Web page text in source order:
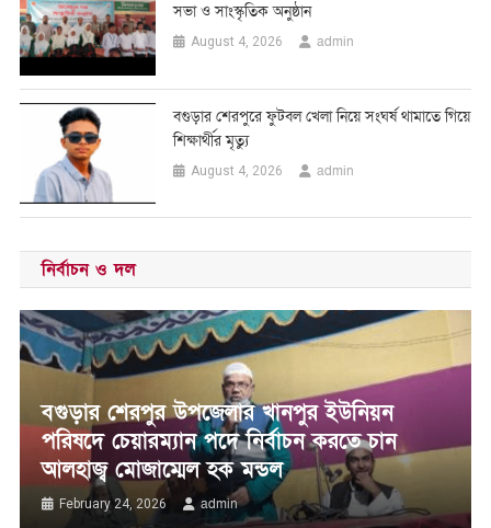
সভা ও সাংস্কৃতিক অনুষ্ঠান
August 4, 2026 admin
বগুড়ার শেরপুরে ফুটবল খেলা নিয়ে সংঘর্ষ থামাতে গিয়ে
শিক্ষার্থীর মৃত্যু
August 4, 2026 admin
নির্বাচন ও দল
‎বগুড়ার শেরপুর উপজেলার খানপুর ইউনিয়ন
পরিষদে চেয়ারম্যান পদে নির্বাচন করতে চান
আলহাজ্ব মোজাম্মেল হক মন্ডল
February 24, 2026 admin